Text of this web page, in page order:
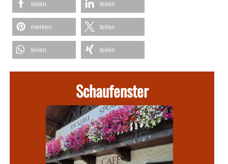
teilen teilen
merken teilen
teilen teilen
Schaufenster